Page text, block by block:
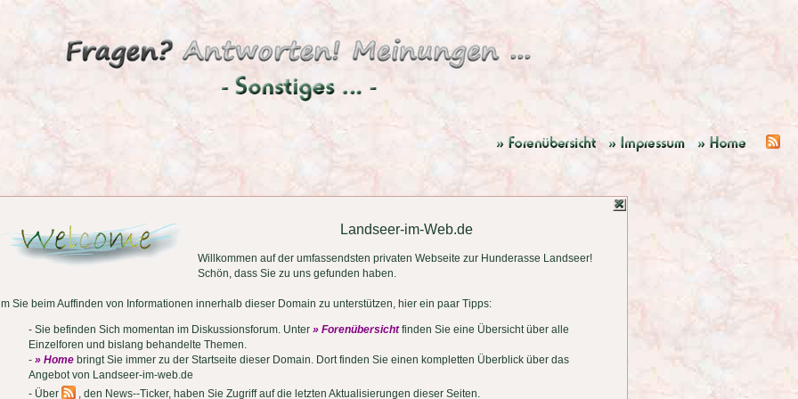
Landseer-im-Web.de
Willkommen auf der umfassendsten privaten Webseite zur Hunderasse Landseer!
Schön, dass Sie zu uns gefunden haben.
Sie beim Auffinden von Informationen innerhalb dieser Domain zu unterstützen, hier ein paar Tipps:
- Sie befinden Sich momentan im Diskussionsforum. Unter » Forenübersichtfinden Sie eine Übersicht über alle
Einzelforen und bislang behandelte Themen.
- » Homebringt Sie immer zu der Startseite dieser Domain. Dort finden Sie einen kompletten Überblick über das
Angebot von Landseer-im-web.de
- Über
, den News--Ticker, haben Sie Zugriff auf die letzten Aktualisierungen dieser Seiten.